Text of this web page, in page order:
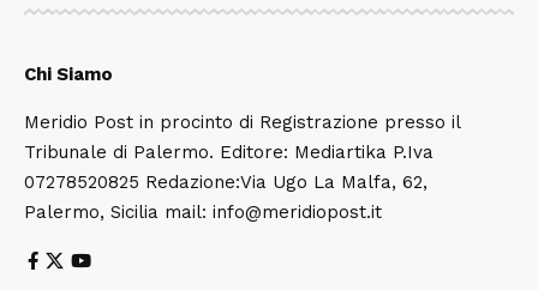
Chi Siamo
Meridio Post in procinto di Registrazione presso il
Tribunale di Palermo. Editore: Mediartika P.Iva
07278520825 Redazione:Via Ugo La Malfa, 62,
Palermo, Sicilia mail: info@meridiopost.it